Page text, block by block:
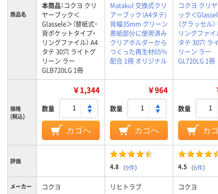
商品名
本商品：コクヨ クリ
ヤーブック＜
Glassele＞（替紙式・
背ポケットタイプ・
リングファイル） A4
タテ 30穴 ライトグ
リーン ラー
GLB720LG 1冊
Matakul 交換式クリ
アーブック（A4タテ)
背幅35mm グリーン
表紙部分に使用済み
クリアホルダーから
つくった再生材65％
配合 1冊 オリジナル
コクヨ クリ
ック＜
（グラッセル
リングファイ
タテ 30穴 ラ
リーン ラー
GL720LG 1冊
価格
(税込)
￥1,344
数量
カゴへ
￥964
数量
カゴへ
数量
カ
評価
4.8 （9件） 4.5 （6件）
メーカー コクヨ リヒトラブ コクヨ